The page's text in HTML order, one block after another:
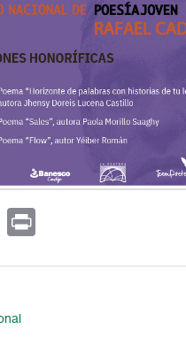
LinkedIn